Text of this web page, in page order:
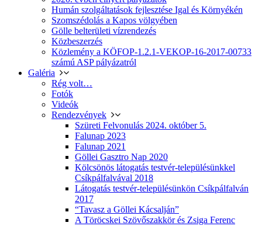
Humán szolgáltatások fejlesztése Igal és Környékén
Szomszédolás a Kapos völgyében
Gölle belterületi vízrendezés
Közbeszerzés
Közlemény a KÖFOP-1.2.1-VEKOP-16-2017-00733
számú ASP pályázatról
Galéria
Rég volt…
Fotók
Videók
Rendezvények
Szüreti Felvonulás 2024. október 5.
Falunap 2023
Falunap 2021
Göllei Gasztro Nap 2020
Kölcsönös látogatás testvér-településünkkel
Csíkpálfalvával 2018
Látogatás testvér-településünkön Csíkpálfalván
2017
“Tavasz a Göllei Kácsalján”
A Töröcskei Szövőszakkör és Zsiga Ferenc